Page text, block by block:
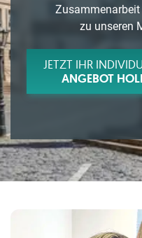
zu unseren
JETZT IHR
ANGEBOT